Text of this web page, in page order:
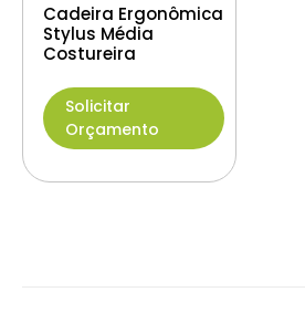
Cadeira Ergonômica
Stylus Média
Costureira
Solicitar
Orçamento